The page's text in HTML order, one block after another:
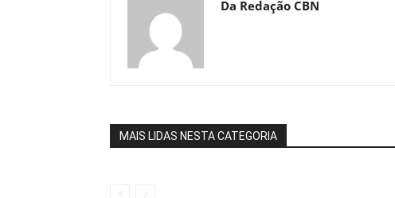
Da Redação CBN
MAIS LIDAS NESTA CATEGORIA